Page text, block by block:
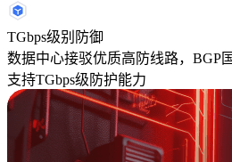
TGbps级别防御
数据中心接驳优质高防线路，BGP
支持TGbps级防护能力